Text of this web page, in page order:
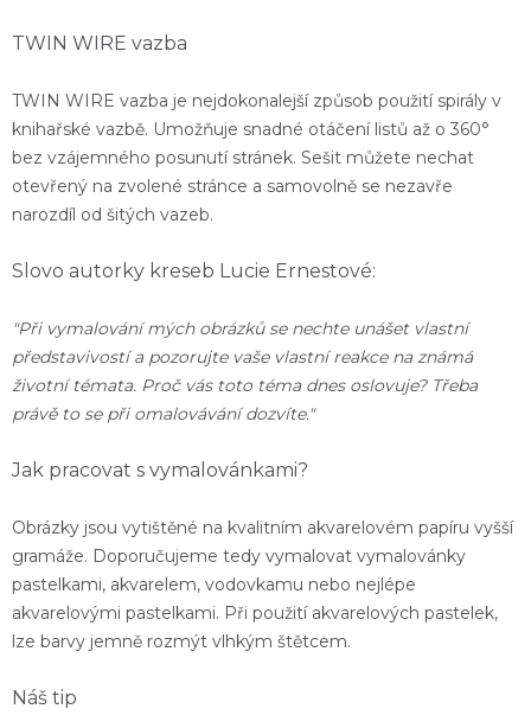
TWIN WIRE vazba
TWIN WIRE vazba je nejdokonalejší způsob použití spirály v
knihařské vazbě. Umožňuje snadné otáčení listů až o 360°
bez vzájemného posunutí stránek. Sešit můžete nechat
otevřený na zvolené stránce a samovolně se nezavře
narozdíl od šitých vazeb.
Slovo autorky kreseb Lucie Ernestové:
"Při vymalování mých obrázků se nechte unášet vlastní
představivostí a pozorujte vaše vlastní reakce na známá
životní témata. Proč vás toto téma dnes oslovuje? Třeba
právě to se při omalovávání dozvíte."
Jak pracovat s vymalovánkami?
Obrázky jsou vytištěné na kvalitním akvarelovém papíru vyšší
gramáže. Doporučujeme tedy vymalovat vymalovánky
pastelkami, akvarelem, vodovkamu nebo nejlépe
akvarelovými pastelkami. Při použití akvarelových pastelek,
lze barvy jemně rozmýt vlhkým štětcem.
Náš tip